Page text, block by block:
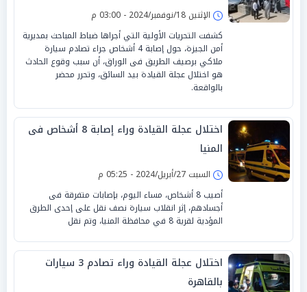
الإثنين 18/نوفمبر/2024 - 03:00 م
كشفت التحريات الأولية التي أجراها ضباط المباحث بمديرية
أمن الجيزة، حول إصابة 4 أشخاص جراء تصادم سيارة
ملاكي برصيف الطريق فى الوراق، أن سبب وقوع الحادث
هو اختلال عجلة القيادة بيد السائق، وتحرر محضر
بالواقعة.
اختلال عجلة القيادة وراء إصابة 8 أشخاص فى
المنيا
السبت 27/أبريل/2024 - 05:25 م
أصيب 8 أشخاص، مساء اليوم، بإصابات متفرقة فى
أجسادهم، إثر انقلاب سيارة نصف نقل على إحدى الطرق
المؤدية لقرية 8 في محافظة المنيا، وتم نقل
اختلال عجلة القيادة وراء تصادم 3 سيارات
بالقاهرة